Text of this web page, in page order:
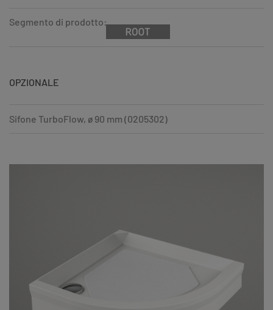
Segmento di prodotto:
OPZIONALE
Sifone TurboFlow, ø 90 mm (0205302)